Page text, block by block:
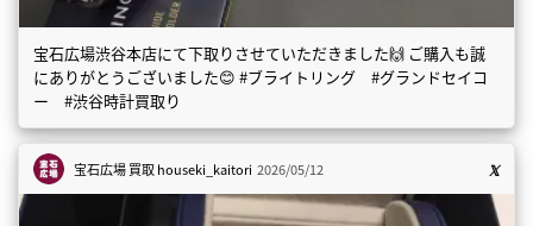
宝石広場渋谷本店にて下取りさせていただきました🙌 ご購入も誠
にありがとうございました😊 #ブライトリング #グランドセイコ
ー #渋谷時計買取り
宝石広場 買取houseki_kaitori 2026/05/12